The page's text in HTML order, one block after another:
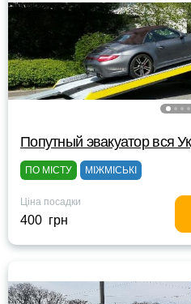
Попутный эвакуатор вся
ПО МІСТУ МІЖМІСЬКІ
Ціна посадки
400 грн